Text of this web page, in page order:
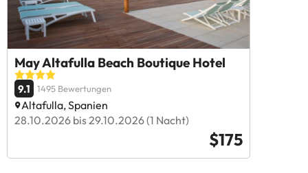
May Altafulla Beach Boutique Hotel
9.1 1495 Bewertungen
Altafulla, Spanien
28.10.2026 bis 29.10.2026 (1 Nacht)
$175